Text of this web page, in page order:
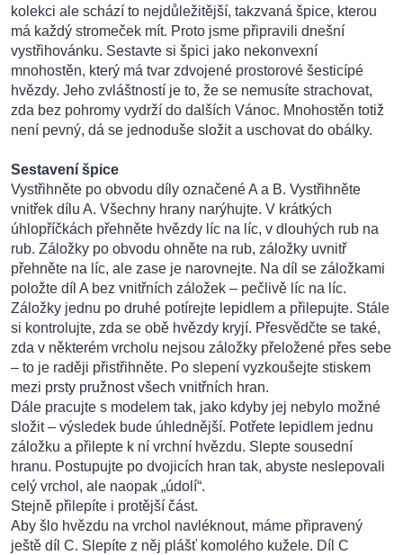
kolekci ale schází to nejdůležitější, takzvaná špice, kterou
má každý stromeček mít. Proto jsme připravili dnešní
vystřihovánku. Sestavte si špici jako nekonvexní
mnohostěn, který má tvar zdvojené prostorové šesticípé
hvězdy. Jeho zvláštností je to, že se nemusíte strachovat,
zda bez pohromy vydrží do dalších Vánoc. Mnohostěn totiž
není pevný, dá se jednoduše složit a uschovat do obálky.
Sestavení špice
Vystřihněte po obvodu díly označené A a B. Vystřihněte
vnitřek dílu A. Všechny hrany narýhujte. V krátkých
úhlopříčkách přehněte hvězdy líc na líc, v dlouhých rub na
rub. Záložky po obvodu ohněte na rub, záložky uvnitř
přehněte na líc, ale zase je narovnejte. Na díl se záložkami
položte díl A bez vnitřních záložek – pečlivě líc na líc.
Záložky jednu po druhé potírejte lepidlem a přilepujte. Stále
si kontrolujte, zda se obě hvězdy kryjí. Přesvědčte se také,
zda v některém vrcholu nejsou záložky přeložené přes sebe
– to je raději přistřihněte. Po slepení vyzkoušejte stiskem
mezi prsty pružnost všech vnitřních hran.
Dále pracujte s modelem tak, jako kdyby jej nebylo možné
složit – výsledek bude úhlednější. Potřete lepidlem jednu
záložku a přilepte k ní vrchní hvězdu. Slepte sousední
hranu. Postupujte po dvojicích hran tak, abyste neslepovali
celý vrchol, ale naopak „údolí“.
Stejně přilepíte i protější část.
Aby šlo hvězdu na vrchol navléknout, máme připravený
ještě díl C. Slepíte z něj plášť komolého kužele. Díl C